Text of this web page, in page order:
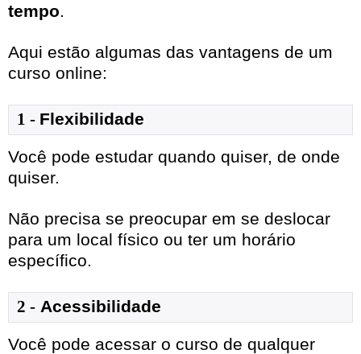
tempo.
Aqui estão algumas das vantagens de um
curso online:
1 - Flexibilidade
Você pode estudar quando quiser, de onde
quiser.
Não precisa se preocupar em se deslocar
para um local físico ou ter um horário
específico.
2 - Acessibilidade
Você pode acessar o curso de qualquer